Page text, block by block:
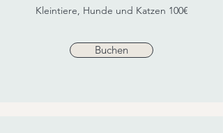
Kleintiere, Hunde und Katzen 100€
Buchen